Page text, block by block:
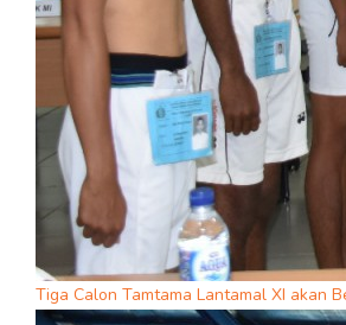
Tiga Calon Tamtama Lantamal XI akan